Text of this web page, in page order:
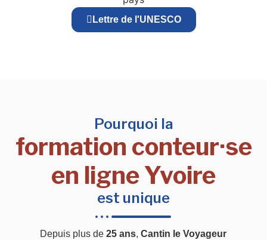
Lettre de l'UNESCO
Pourquoi la
formation conteur·se
en ligne Yvoire
est unique
Depuis plus de25 ans,Cantin le Voyageur